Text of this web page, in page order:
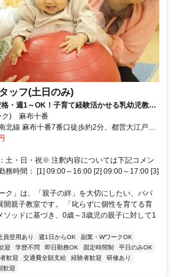
ッフ(土日のみ)
格・週1～OK！子育て経験活かせる乳幼児教育
祝金有！
ク) 麻布十番
北線 麻布十番7番口徒歩約2分、都営大江戸線
分、東京メトロ日比谷線 六本木1c口徒歩約12
土・日・祝※ 注釈内容については下記コメン
務時間： [1] 09:00～16:00 [2] 09:00～17:00 [3]
ク」は、「親子の絆」を大切にしたい、パパ
開親子教室です。 「叱らずに個性を育てる育
ソッドに基づき、0歳～3歳児の親子に対して1
員登用あり 週1日からOK
副業・WワークOK
迎 学歴不問 即日勤務OK 固定時間制
平日のみOK
歓迎 交通費全額支給 経験者歓迎
研修あり
歓迎